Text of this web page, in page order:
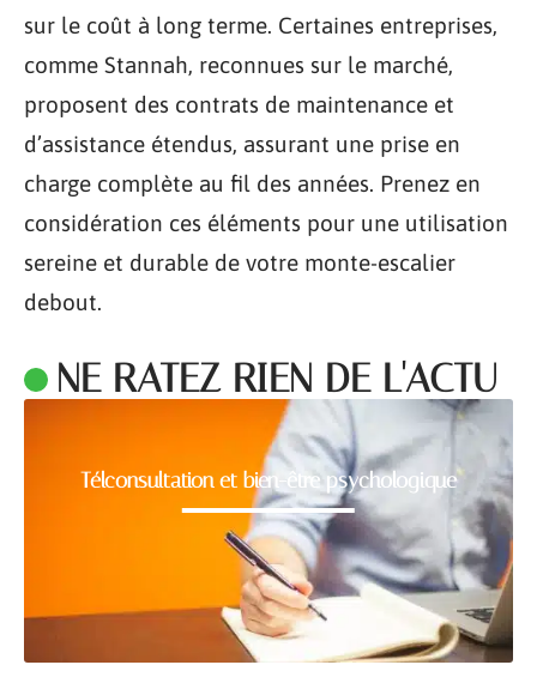
sur le coût à long terme. Certaines entreprises,
comme Stannah, reconnues sur le marché,
proposent des contrats de maintenance et
d’assistance étendus, assurant une prise en
charge complète au fil des années. Prenez en
considération ces éléments pour une utilisation
sereine et durable de votre monte-escalier
debout.
NE RATEZ RIEN DE L'ACTU
Télconsultation et bien-être psychologique